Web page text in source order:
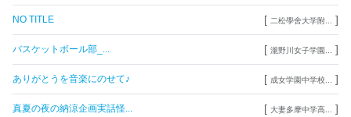
NO TITLE [ 二松學舍大学附... ]
バスケットボール部_... [ 瀧野川女子学園... ]
ありがとうを音楽にのせて♪ [ 成女学園中学校... ]
真夏の夜の納涼企画実話怪... [ 大妻多摩中学高... ]